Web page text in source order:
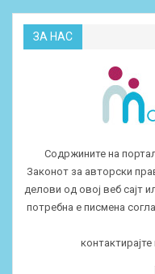
ЗА НАС
Содржините на
Законот за авторски
делови од овој веб сајт
потребна е писмена
контактирајте